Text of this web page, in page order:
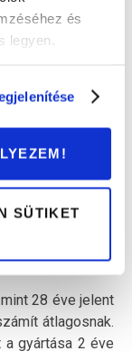
és
legyen.
SÜTIKET
a példány és
a
E30-as
szükséges
28 éve jelent
átlagosnak.
gyártása 2 éve